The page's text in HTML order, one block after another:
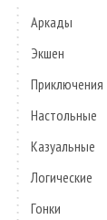
Аркады
Экшен
Приключения
Настольные
Казуальные
Логические
Гонки